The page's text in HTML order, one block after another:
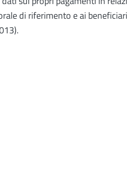
di riferimento e ai